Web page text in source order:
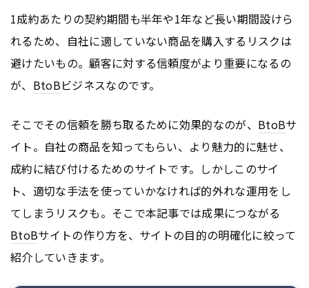
1成約あたりの契約期間も半年や1年など長い期間設けら
れるため、自社に適していない商品を購入するリスクは
避けたいもの。顧客に対する信頼度がより重要になるの
が、 BtoBビジネスなのです。
そこでその信頼を勝ち取るために効果的なのが、 BtoBサ
イト。自社の商品を知ってもらい、より魅力的に魅せ、
成約に結び付けるためのサイトです。しかしこのサイ
ト、適切な手法を使っていかなければ的外れな運用をし
てしまうリスクも。そこで本記事では成果につながる
BtoBサイトの作り方を、サイトの目的の明確化に絞って
紹介していきます。